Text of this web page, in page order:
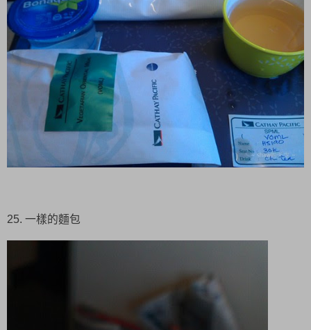
25. 一樣的麵包